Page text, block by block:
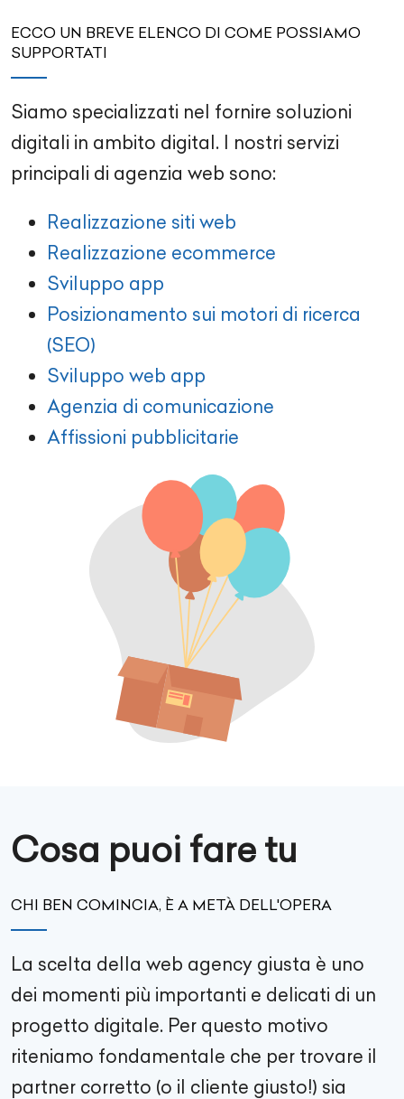
ECCO UN BREVE ELENCO DI COME POSSIAMO
SUPPORTATI
Siamo specializzati nel fornire soluzioni
digitali in ambito digital. I nostri servizi
principali di agenzia web sono:
Realizzazione siti web
Realizzazione ecommerce
Sviluppo app
Posizionamento sui motori di ricerca
(SEO)
Sviluppo web app
Agenzia di comunicazione
Affissioni pubblicitarie
Cosa puoi fare tu
CHI BEN COMINCIA, È A METÀ DELL'OPERA
La scelta della web agency giusta è uno
dei momenti più importanti e delicati di un
progetto digitale. Per questo motivo
riteniamo fondamentale che per trovare il
partner corretto (o il cliente giusto!) sia